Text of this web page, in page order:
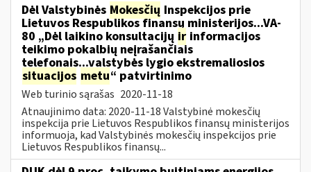
Dėl Valstybinės Mokesčių Inspekcijos prie
Lietuvos Respublikos finansų ministerijos...VA-
80 „Dėl laikino konsultacijų ir informacijos
teikimo pokalbių neįrašančiais
telefonais...valstybės lygio ekstremaliosios
situacijos metu“ patvirtinimo
Web turinio sąrašas 2020-11-18
Atnaujinimo data: 2020-11-18 Valstybinė mokesčių
inspekcija prie Lietuvos Respublikos finansų ministerijos
informuoja, kad Valstybinės mokesčių inspekcijos prie
Lietuvos Respublikos finansų...